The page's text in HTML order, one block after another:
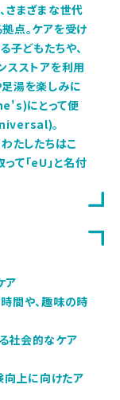
さまざまな世代
点。ケアを受け
子どもたちや、
スストアを利用
湯を楽しみに
にとって便
。
したちはこ
て「eU」と名付
ア
間や、趣味の時
社会的なケア
向上に向けたア